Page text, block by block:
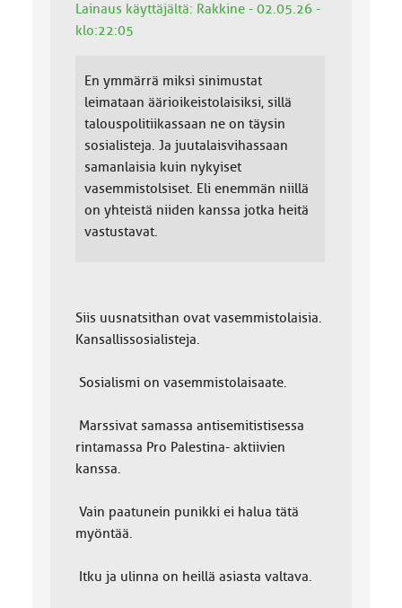
Lainaus käyttäjältä: Rakkine - 02.05.26 -
klo:22:05
En ymmärrä miksi sinimustat
leimataan äärioikeistolaisiksi, sillä
talouspolitiikassaan ne on täysin
sosialisteja. Ja juutalaisvihassaan
samanlaisia kuin nykyiset
vasemmistolsiset. Eli enemmän niillä
on yhteistä niiden kanssa jotka heitä
vastustavat.
Siis uusnatsithan ovat vasemmistolaisia.
Kansallissosialisteja.
Sosialismi on vasemmistolaisaate.
Marssivat samassa antisemitistisessa
rintamassa Pro Palestina- aktiivien
kanssa.
Vain paatunein punikki ei halua tätä
myöntää.
Itku ja ulinna on heillä asiasta valtava.